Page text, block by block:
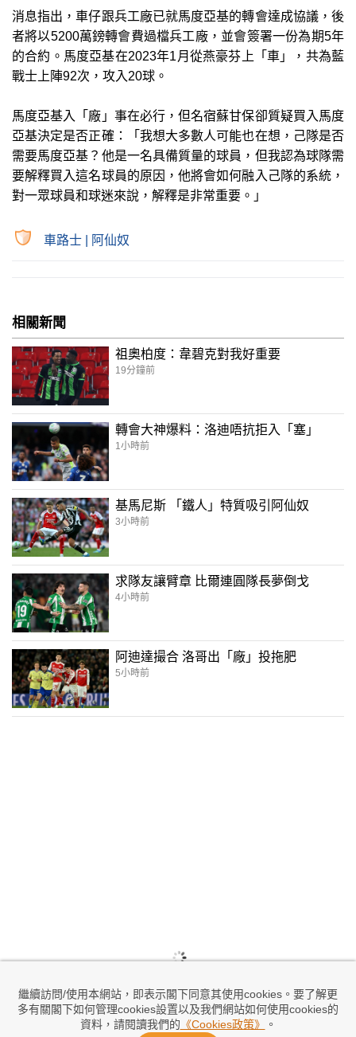
繼續訪問/使用本網站，即表示閣下同意其使用cookies。要了解更
多有關閣下如何管理cookies設置以及我們網站如何使用cookies的
資料，請閱讀我們的 《Cookies政策》 。
消息指出，車仔跟兵工廠已就馬度亞基的轉會達成協議，後
者將以5200萬鎊轉會費過檔兵工廠，並會簽署一份為期5年
的合約。馬度亞基在2023年1月從燕豪芬上「車」，共為藍
戰士上陣92次，攻入20球。
馬度亞基入「廠」事在必行，但名宿蘇甘保卻質疑買入馬度
亞基決定是否正確：「我想大多數人可能也在想，己隊是否
需要馬度亞基？他是一名具備質量的球員，但我認為球隊需
要解釋買入這名球員的原因，他將會如何融入己隊的系統，
對一眾球員和球迷來說，解釋是非常重要。」
車路士 阿仙奴
相關新聞
祖奧柏度：韋碧克對我好重要
19分鐘前
轉會大神爆料：洛迪唔抗拒入「塞」
1小時前
基馬尼斯 「鐵人」特質吸引阿仙奴
3小時前
求隊友讓臂章 比爾連圓隊長夢倒戈
4小時前
阿迪達撮合 洛哥出「廠」投拖肥
5小時前